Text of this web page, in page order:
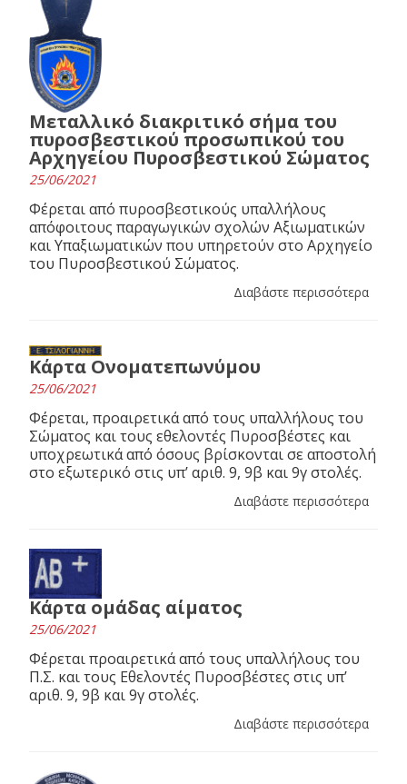
Μεταλλικό διακριτικό σήμα του
πυροσβεστικού προσωπικού του
Αρχηγείου Πυροσβεστικού Σώματος
25/06/2021
Φέρεται από πυροσβεστικούς υπαλλήλους
απόφοιτους παραγωγικών σχολών Αξιωματικών
και Υπαξιωματικών που υπηρετούν στο Αρχηγείο
του Πυροσβεστικού Σώματος.
Διαβάστε περισσότερα
Κάρτα Ονοματεπωνύμου
25/06/2021
Φέρεται, προαιρετικά από τους υπαλλήλους του
Σώματος και τους εθελοντές Πυροσβέστες και
υποχρεωτικά από όσους βρίσκονται σε αποστολή
στο εξωτερικό στις υπ’ αριθ. 9, 9β και 9γ στολές.
Διαβάστε περισσότερα
Κάρτα ομάδας αίματος
25/06/2021
Φέρεται προαιρετικά από τους υπαλλήλους του
Π.Σ. και τους Εθελοντές Πυροσβέστες στις υπ’
αριθ. 9, 9β και 9γ στολές.
Διαβάστε περισσότερα